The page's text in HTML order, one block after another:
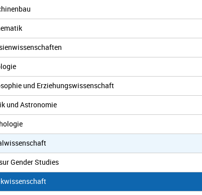
und Erziehungswissenschaft
und Astronomie
Gender Studies